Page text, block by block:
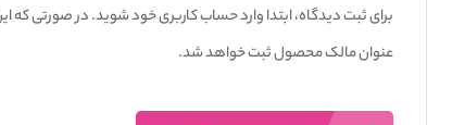
برای ثبت دیدگاه، ابتدا وارد حساب کاربری خود شوید. در صورتی که
عنوان مالک محصول ثبت خواهد شد.